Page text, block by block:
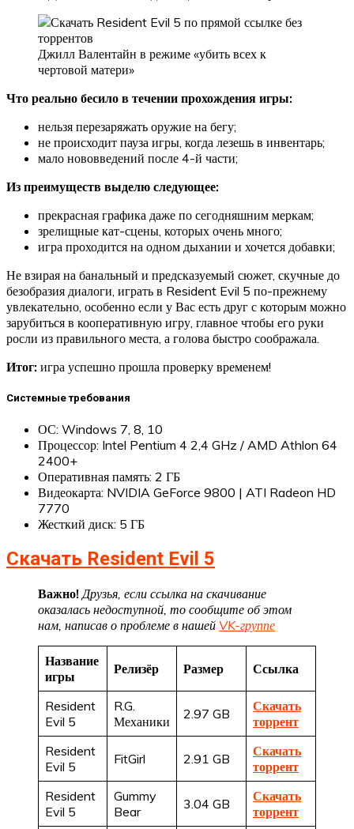
Джилл Валентайн в режиме «убить всех к
чертовой матери»
Что реально бесило в течении прохождения игры:
нельзя перезаряжать оружие на бегу;
не происходит пауза игры, когда лезешь в инвентарь;
мало нововведений после 4-й части;
Из преимуществ выделю следующее:
прекрасная графика даже по сегодняшним меркам;
зрелищные кат-сцены, которых очень много;
игра проходится на одном дыхании и хочется добавки;
Не взирая на банальный и предсказуемый сюжет, скучные до
безобразия диалоги, играть в Resident Evil 5 по-прежнему
увлекательно, особенно если у Вас есть друг с которым можно
зарубиться в кооперативную игру, главное чтобы его руки
росли из правильного места, а голова быстро соображала.
Итог: игра успешно прошла проверку временем!
Системные требования
ОС: Windows 7, 8, 10
Процессор: Intel Pentium 4 2,4 GHz / AMD Athlon 64
2400+
Оперативная память: 2 ГБ
Видеокарта: NVIDIA GeForce 9800 | ATI Radeon HD
7770
Жесткий диск: 5 ГБ
Скачать Resident Evil 5
Важно! Друзья, если ссылка на скачивание
оказалась недоступной, то сообщите об этом
нам, написав о проблеме в нашей VK-группе
Название
игры
Релизёр Размер Ссылка
Resident
Evil 5
R.G.
Механики
2.97 GB
Скачать
торрент
Resident
Evil 5
FitGirl 2.91 GB
Скачать
торрент
Resident
Evil 5
Gummy
Bear
3.04 GB
Скачать
торрент